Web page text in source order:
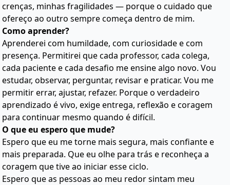
crenças, minhas fragilidades — porque o cuidado que
ofereço ao outro sempre começa dentro de mim.
Como aprender?
Aprenderei com humildade, com curiosidade e com
presença. Permitirei que cada professor, cada colega,
cada paciente e cada desafio me ensine algo novo. Vou
estudar, observar, perguntar, revisar e praticar. Vou me
permitir errar, ajustar, refazer. Porque o verdadeiro
aprendizado é vivo, exige entrega, reflexão e coragem
para continuar mesmo quando é difícil.
O que eu espero que mude?
Espero que eu me torne mais segura, mais confiante e
mais preparada. Que eu olhe para trás e reconheça a
coragem que tive ao iniciar esse ciclo.
Espero que as pessoas ao meu redor sintam meu